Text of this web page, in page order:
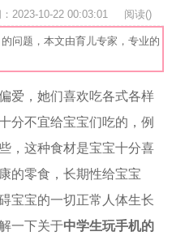
2023-10-22 00:03:01 阅读()
问题，本文由育儿专家，专业的
爱，她们喜欢吃各式各样
分不宜给宝宝们吃的，例
，这种食材是宝宝十分喜
的零食，长期性给宝宝
宝宝的一切正常人体生长
一下关于中学生玩手机的